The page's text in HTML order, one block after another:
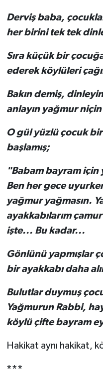
Derviş baba,
her birini tek tek
Sıra küçük bir
ederek köylüleri
Bakın demiş,
anlayın yağmur
O gül yüzlü çocuk
başlamış;
"Babam bayram için
Ben her gece
yağmur yağmasın.
ayakkabılarım
işte... Bu kadar...
Gönlünü yapmışlar
bir ayakkabı daha
Bulutlar duymuş
Yağmurun Rabbi,
köylü çifte bayram
Hakikat aynı hakikat,
***